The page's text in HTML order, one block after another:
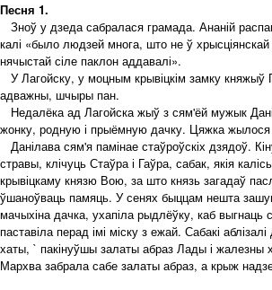
Песня 1.
Зноў у дзеда сабралася грамада. Ананій
калі «было людзей многа, што не ў
нячыстай сіле паклон аддавалі».
У Лагойску, у моцным крывіцкім замку княжыў
адважны, шчыры пан.
Недалёка ад Лагойска жыў з сям'ёй мужык
жонку, родную і прыёмную дачку. Цяжка
Данілава сям'я памінае стаўроўскіх дзядоў.
стравы, клічуць Стаўра і Гаўра, сабак, якія
крывіцкаму князю Вою, за што князь загадаў
ўшаноўваць памяць. У сенях быццам нешта
мачыхіна дачка, ухапіла рыдлёўку, каб выгнаць
паставіла перад імі міску з ежай. Сабакі
хаты, ` пакінуўшы залаты абраз Лады і жалезны
Мархва забрала сабе залаты абраз, а крыж